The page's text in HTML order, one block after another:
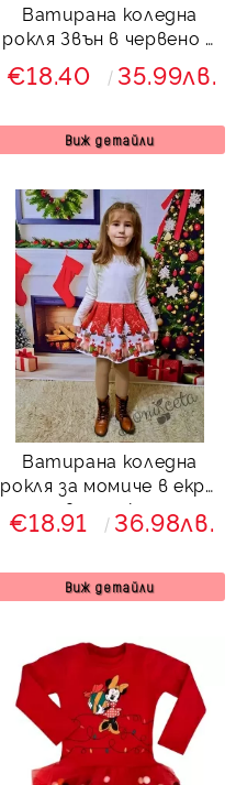
Ватирана коледна
рокля Звън в червено и
зелено с тюл с елен
€18.40 35.99лв.
Виж детайли
Ватирана коледна
рокля за момиче в екрю
и червено с коледна
картинки на еленчета
€18.91 36.98лв.
Виж детайли